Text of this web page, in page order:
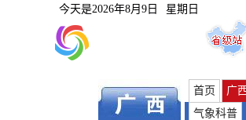
今天是2026年8月9日 星期日
首页 广
气象科普